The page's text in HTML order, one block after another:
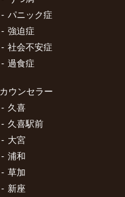
パニック症
強迫症
社会不安症
過食症
カウンセラー
久喜
久喜駅前
大宮
浦和
草加
新座